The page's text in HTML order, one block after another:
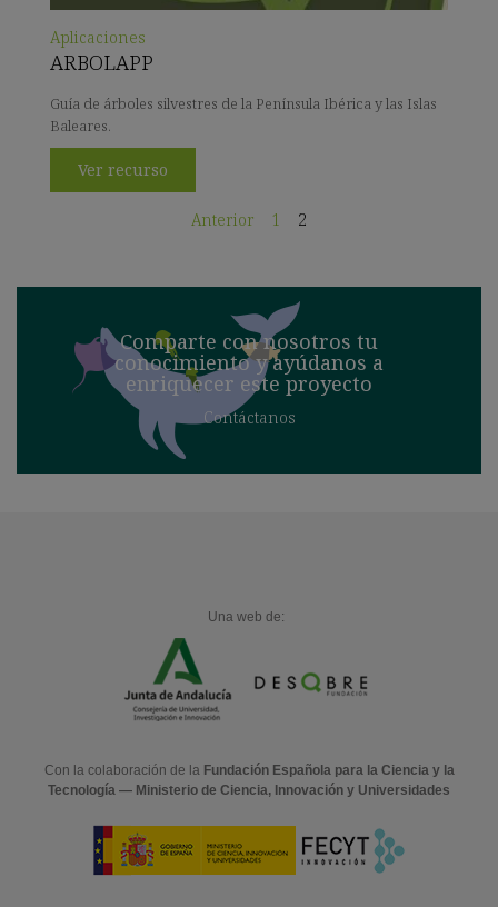
Aplicaciones
ARBOLAPP
Guía de árboles silvestres de la Península Ibérica y las Islas
Baleares.
Ver recurso
Anterior 1 2
Comparte con nosotros tu
conocimiento y ayúdanos a
enriquecer este proyecto
Contáctanos
Una web de:
Con la colaboración de la Fundación Española para la Ciencia y la
Tecnología — Ministerio de Ciencia, Innovación y Universidades